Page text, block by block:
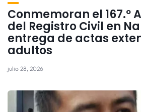
Conmemoran el 167.º
del Registro Civil en
entrega de actas
adultos
julio 28, 2026